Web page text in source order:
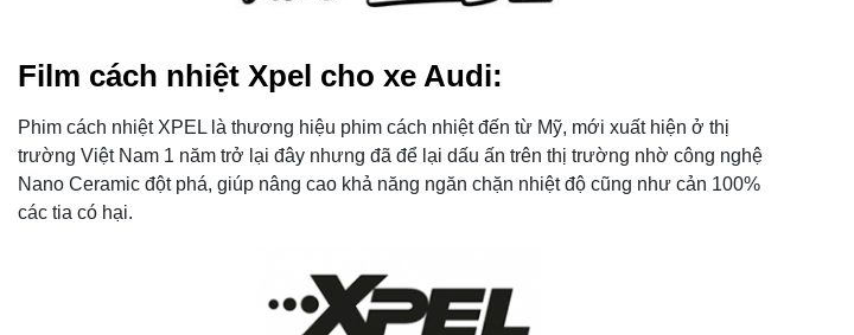
Film cách nhiệt Xpel cho xe Audi:
Phim cách nhiệt XPEL là thương hiệu phim cách nhiệt đến từ Mỹ, mới xuất hiện ở thị
trường Việt Nam 1 năm trở lại đây nhưng đã để lại dấu ấn trên thị trường nhờ công nghệ
Nano Ceramic đột phá, giúp nâng cao khả năng ngăn chặn nhiệt độ cũng như cản 100%
các tia có hại.